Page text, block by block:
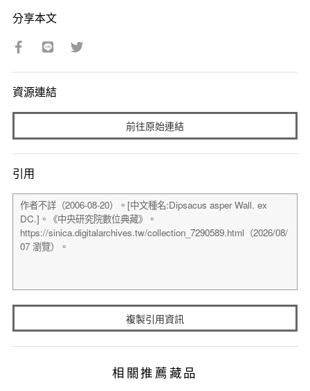
分享本文
資源連結
前往原始連結
引用
複製引用資訊
相關推薦藏品